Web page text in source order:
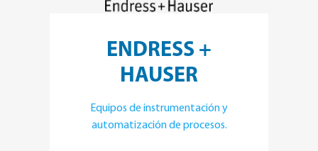
ENDRESS +
HAUSER
Equipos de instrumentación y
automatización de procesos.